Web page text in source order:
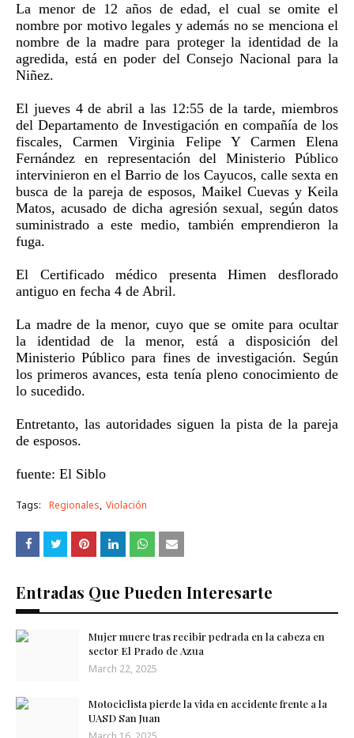
La menor de 12 años de edad, el cual se omite el
nombre por motivo legales y además no se menciona el
nombre de la madre para proteger la identidad de la
agredida, está en poder del Consejo Nacional para la
Niñez.
El jueves 4 de abril a las 12:55 de la tarde, miembros
del Departamento de Investigación en compañía de los
fiscales, Carmen Virginia Felipe Y Carmen Elena
Fernández en representación del Ministerio Público
intervinieron en el Barrio de los Cayucos, calle sexta en
busca de la pareja de esposos, Maikel Cuevas y Keila
Matos, acusado de dicha agresión sexual, según datos
suministrado a este medio, también emprendieron la
fuga.
El Certificado médico presenta Himen desflorado
antiguo en fecha 4 de Abril.
La madre de la menor, cuyo que se omite para ocultar
la identidad de la menor, está a disposición del
Ministerio Público para fines de investigación. Según
los primeros avances, esta tenía pleno conocimiento de
lo sucedido.
Entretanto, las autoridades siguen la pista de la pareja
de esposos.
fuente: El Siblo
Tags: Regionales Violación
Entradas Que Pueden Interesarte
Mujer muere tras recibir pedrada en la cabeza en
sector El Prado de Azua
March 22, 2025
Motociclista pierde la vida en accidente frente a la
UASD San ​​Juan